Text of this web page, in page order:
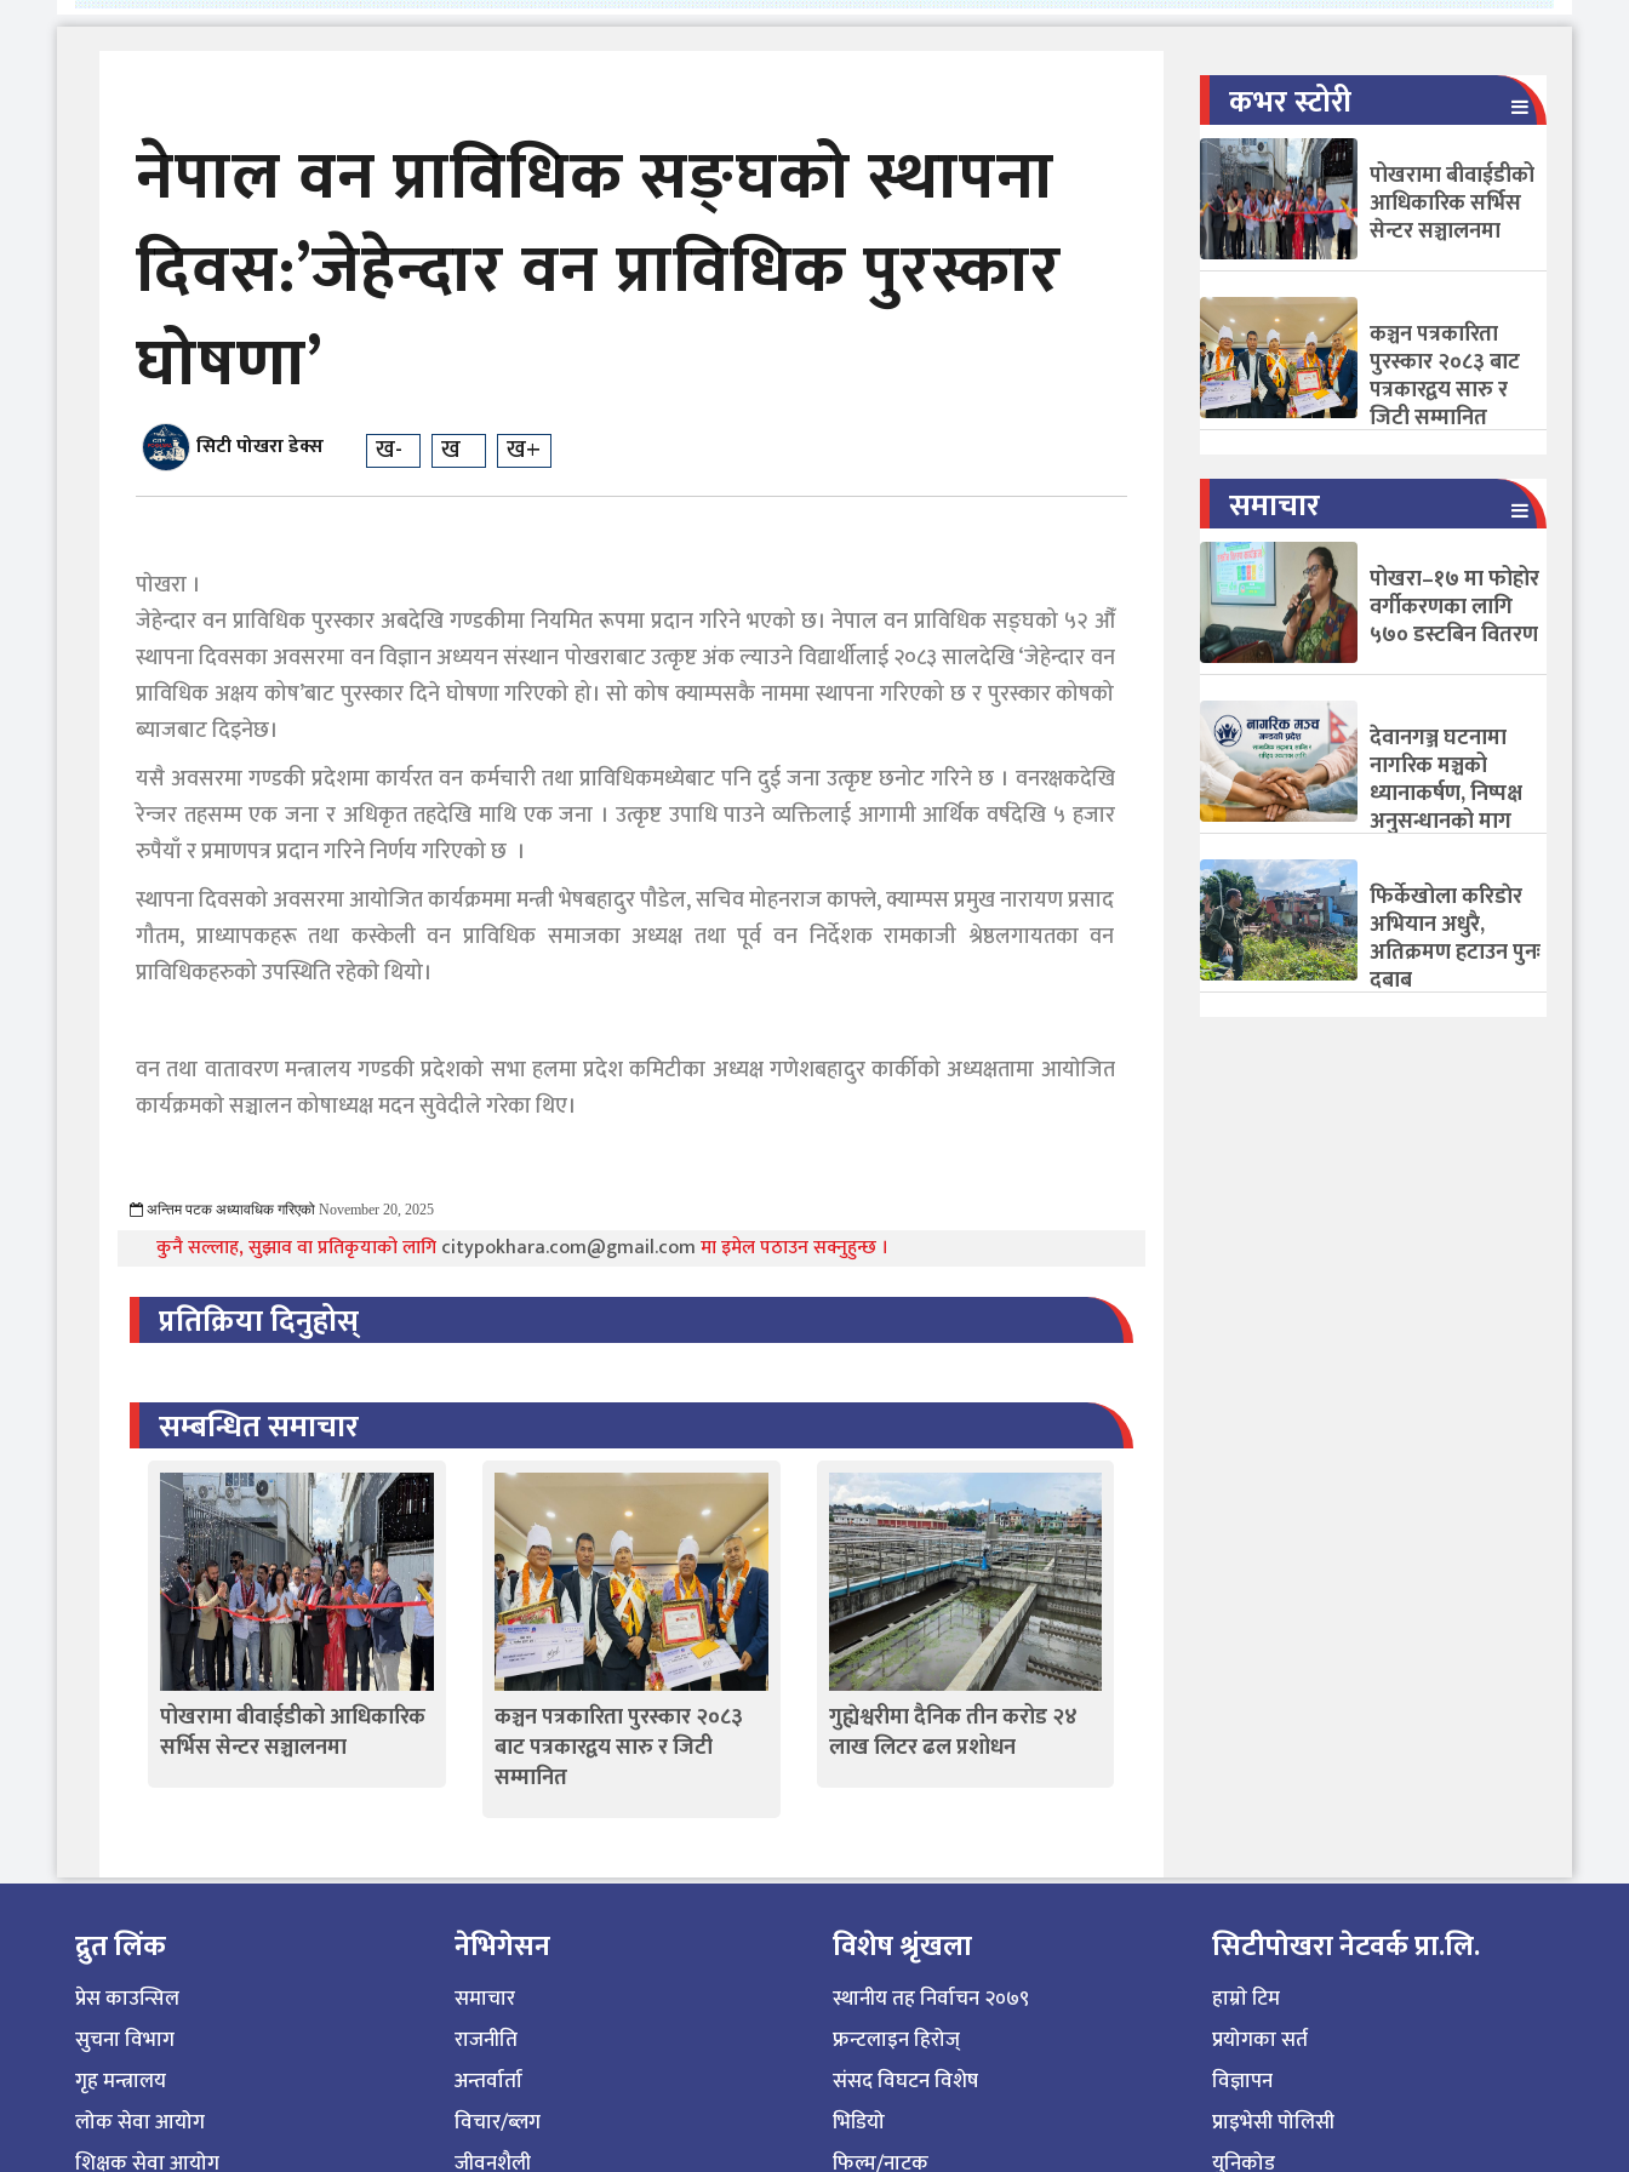
नेपाल वन प्राविधिक सङ्घको स्थापना
दिवस:’जेहेन्दार वन प्राविधिक पुरस्कार
घोषणा’
सिटी पोखरा डेक्स ख- ख ख+
पाेखरा ।
जेहेन्दार वन प्राविधिक पुरस्कार अबदेखि गण्डकीमा नियमित रूपमा प्रदान गरिने भएको छ। नेपाल वन प्राविधिक सङ्घको ५२ औँ
स्थापना दिवसका अवसरमा वन विज्ञान अध्ययन संस्थान पोखराबाट उत्कृष्ट अंक ल्याउने विद्यार्थीलाई २०८३ सालदेखि ‘जेहेन्दार वन
प्राविधिक अक्षय कोष’बाट पुरस्कार दिने घोषणा गरिएको हो। सो कोष क्याम्पसकै नाममा स्थापना गरिएको छ र पुरस्कार कोषको
ब्याजबाट दिइनेछ।
यसै अवसरमा गण्डकी प्रदेशमा कार्यरत वन कर्मचारी तथा प्राविधिकमध्येबाट पनि दुई जना उत्कृष्ट छनोट गरिने छ । वनरक्षकदेखि
रेन्जर तहसम्म एक जना र अधिकृत तहदेखि माथि एक जना । उत्कृष्ट उपाधि पाउने व्यक्तिलाई आगामी आर्थिक वर्षदेखि ५ हजार
रुपैयाँ र प्रमाणपत्र प्रदान गरिने निर्णय गरिएको छ ।
स्थापना दिवसको अवसरमा आयाेजित कार्यक्रममा मन्त्री भेषबहादुर पौडेल, सचिव मोहनराज काफ्ले, क्याम्पस प्रमुख नारायण प्रसाद
गौतम, प्राध्यापकहरू तथा कस्केली वन प्राविधिक समाजका अध्यक्ष तथा पूर्व वन निर्देशक रामकाजी श्रेष्ठलगायतका वन
प्राविधिकहरुको उपस्थिति रहेकाे थियो।
वन तथा वातावरण मन्त्रालय गण्डकी प्रदेशको सभा हलमा प्रदेश कमिटीका अध्यक्ष गणेशबहादुर कार्कीको अध्यक्षतामा आयाेजित
कार्यक्रमकाे सञ्चालन कोषाध्यक्ष मदन सुवेदीले गरेका थिए।
अन्तिम पटक अध्यावधिक गरिएको November 20, 2025
कुनै सल्लाह, सुझाव वा प्रतिकृयाको लागिcitypokhara.com@gmail.comमा इमेल पठाउन सक्नुहुन्छ ।
प्रतिक्रिया दिनुहोस्
सम्बन्धित समाचार
पोखरामा बीवाईडीको आधिकारिक
सर्भिस सेन्टर सञ्चालनमा
कञ्चन पत्रकारिता पुरस्कार २०८३
बाट पत्रकारद्वय सारु र जिटी
सम्मानित
गुह्येश्वरीमा दैनिक तीन करोड २४
लाख लिटर ढल प्रशोधन
कभर स्टोरी
पोखरामा बीवाईडीको
आधिकारिक सर्भिस
सेन्टर सञ्चालनमा
कञ्चन पत्रकारिता
पुरस्कार २०८३ बाट
पत्रकारद्वय सारु र
जिटी सम्मानित
समाचार
पोखरा–१७ मा फोहोर
वर्गीकरणका लागि
५७० डस्टबिन वितरण
देवानगञ्ज घटनामा
नागरिक मञ्चको
ध्यानाकर्षण, निष्पक्ष
अनुसन्धानको माग
फिर्केखोला करिडाेर
अभियान अधुरै,
अतिक्रमण हटाउन पुनः
दबाब
द्रुत लिंक
प्रेस काउन्सिल
सुचना विभाग
गृह मन्त्रालय
लोक सेवा आयोग
शिक्षक सेवा आयोग
नेभिगेसन
समाचार
राजनीति
अन्तर्वार्ता
विचार/ब्लग
जीवनशैली
विशेष श्रृंखला
स्थानीय तह निर्वाचन २०७९
फ्रन्टलाइन हिरोज्
संसद विघटन विशेष
भिडियो
फिल्म/नाटक
सिटीपाेखरा नेटवर्क प्रा.लि.
हाम्राे टिम
प्रयोगका सर्त
विज्ञापन
प्राइभेसी पोलिसी
युनिकोड